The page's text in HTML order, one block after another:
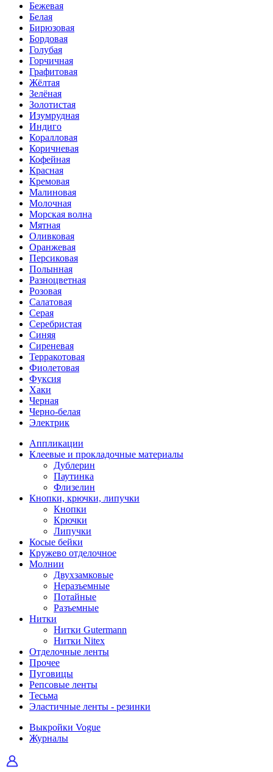
Бежевая
Белая
Бирюзовая
Бордовая
Голубая
Горчичная
Графитовая
Жёлтая
Зелёная
Золотистая
Изумрудная
Индиго
Коралловая
Коричневая
Кофейная
Красная
Кремовая
Малиновая
Молочная
Морская волна
Мятная
Оливковая
Оранжевая
Персиковая
Полынная
Разноцветная
Розовая
Салатовая
Серая
Серебристая
Синяя
Сиреневая
Терракотовая
Фиолетовая
Фуксия
Хаки
Черная
Черно-белая
Электрик
Аппликации
Клеевые и прокладочные материалы
Дублерин
Паутинка
Флизелин
Кнопки, крючки, липучки
Кнопки
Крючки
Липучки
Косые бейки
Кружево отделочное
Молнии
Двухзамковые
Неразъемные
Потайные
Разъемные
Нитки
Нитки Gutermann
Нитки Nitex
Отделочные ленты
Прочее
Пуговицы
Репсовые ленты
Тесьма
Эластичные ленты - резинки
Выкройки Vogue
Журналы